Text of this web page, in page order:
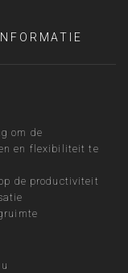
om de
en flexibiliteit te
de productiviteit